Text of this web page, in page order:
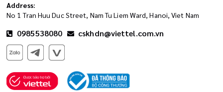
Address:
No 1 Tran Huu Duc Street, Nam Tu Liem Ward, Hanoi, Viet Nam
0985538080 cskhdn@viettel.com.vn